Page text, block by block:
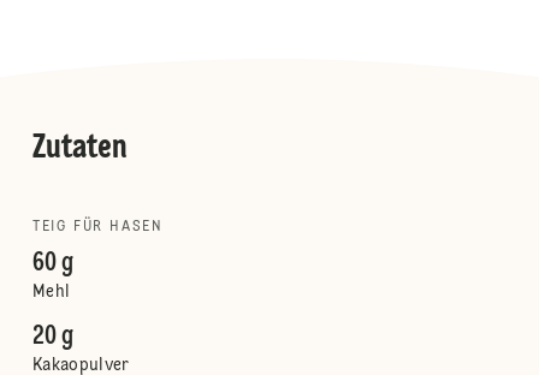
Zutaten
TEIG FÜR HASEN
60 g
Mehl
20 g
Kakaopulver